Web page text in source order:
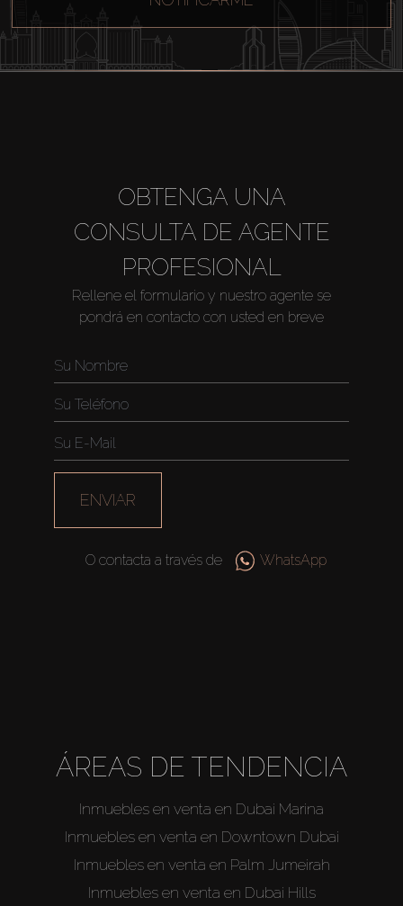
Alquilar
Agentes
About Us
OBTENGA UNA
CONSULTA DE AGENTE
PROFESIONAL
Rellene el formulario y nuestro agente se
pondrá en contacto con usted en breve
ENVIAR
O contacta a través de WhatsApp
ÁREAS DE TENDENCIA
Inmuebles en venta en Dubai Marina
Inmuebles en venta en Downtown Dubai
Inmuebles en venta en Palm Jumeirah
Inmuebles en venta en Dubai Hills